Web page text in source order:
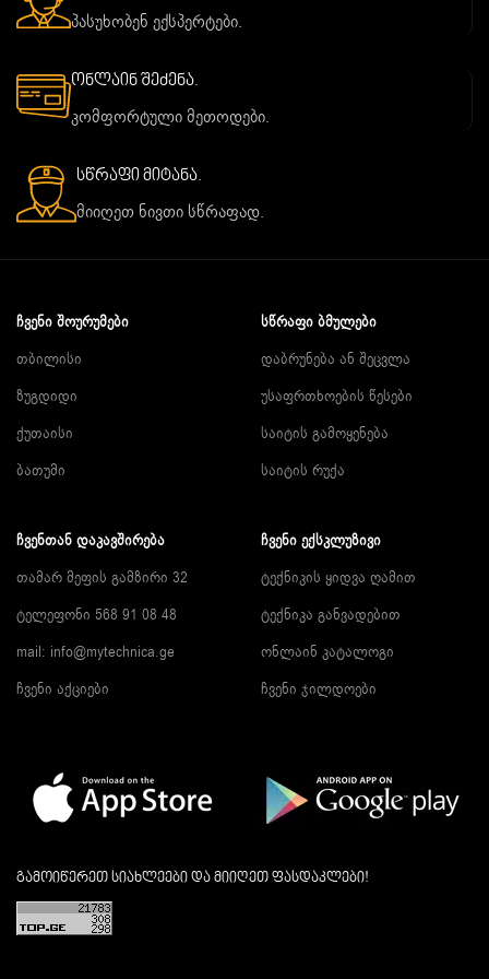
პასუხობენ ექსპერტები.
ონლაინ შეძენა.
კომფორტული მეთოდები.
სწრაფი მიტანა.
მიიღეთ ნივთი სწრაფად.
ᲩᲕᲔᲜᲘ ᲨᲝᲣᲠᲣᲛᲔᲑᲘ
თბილისი
ზუგდიდი
ქუთაისი
ბათუმი
ᲡᲬᲠᲐᲤᲘ ᲑᲛᲣᲚᲔᲑᲘ
დაბრუნება ან შეცვლა
უსაფრთხოების წესები
საიტის გამოყენება
საიტის რუქა
ᲩᲕᲔᲜᲗᲐᲜ ᲓᲐᲙᲐᲕᲨᲘᲠᲔᲑᲐ
თამარ მეფის გამზირი 32
ტელეფონი 568 91 08 48
mail: info@mytechnica.ge
ჩვენი აქციები
ᲩᲕᲔᲜᲘ ᲔᲥᲡᲙᲚᲣᲖᲘᲕᲘ
ტექნიკის ყიდვა ღამით
ტექნიკა განვადებით
ონლაინ კატალოგი
ჩვენი ჯილდოები
გამოიწერეთ სიახლეები და მიიღეთ ფასდაკლები!